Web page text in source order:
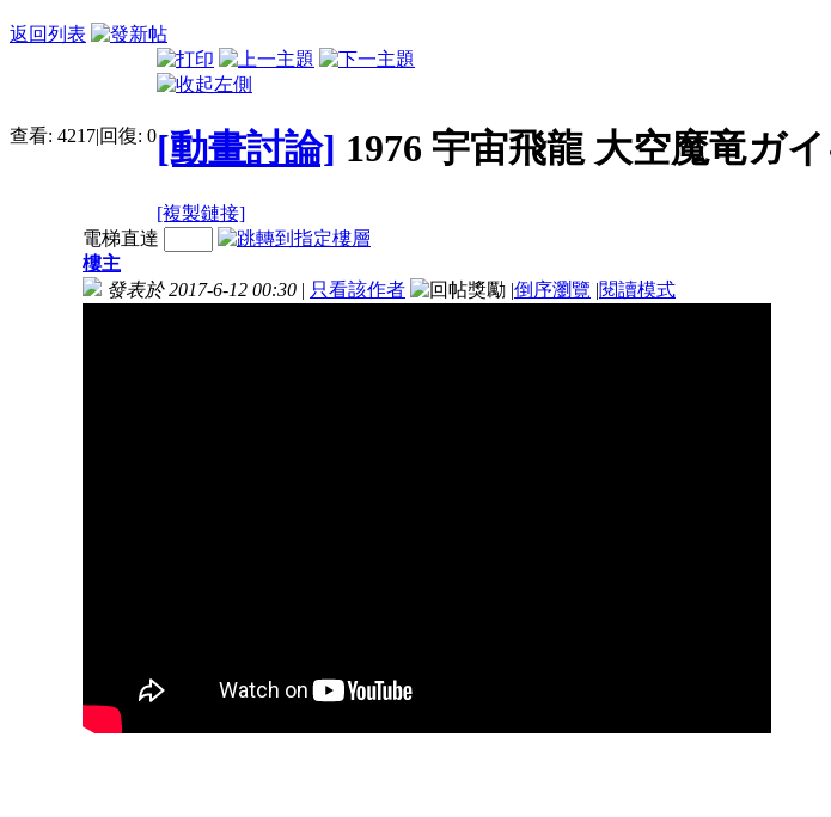
返回列表
查看: 4217|回復: 0[動畫討論] 1976 宇宙飛龍 大空魔竜ガ
[複製鏈接]
電梯直達
樓主
發表於 2017-6-12 00:30 | 只看該作者 |倒序瀏覽 |閱讀模式